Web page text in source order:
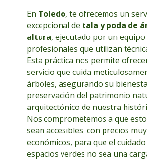
En Toledo, te ofrecemos un
excepcional de tala y poda de
altura, ejecutado por un equipo
profesionales que utilizan
Esta práctica nos permite
servicio que cuida
árboles, asegurando su
preservación del patrimonio
arquitectónico de nuestra
Nos comprometemos a que
sean accesibles, con precios muy
económicos, para que el
espacios verdes no sea una